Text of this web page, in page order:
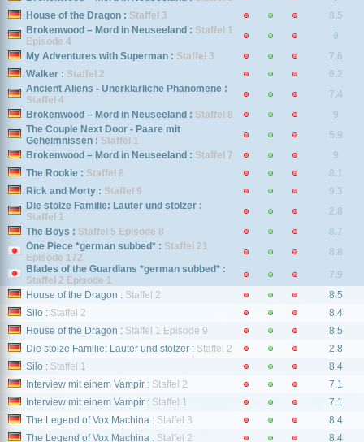
House of the Dragon : Staffel 3
8.5
Brokenwood – Mord in Neuseeland : Staffel 1
Episode 4
9
My Adventures with Superman : Staffel 3
7.6
Walker : Staffel 2
6.2
Ancient Aliens - Unerklärliche Phänomene :
Staffel 4
7.4
Brokenwood – Mord in Neuseeland : Staffel 8
9
The Couple Next Door - Paare mit
Geheimnissen : Staffel 1
5.9
Brokenwood – Mord in Neuseeland : Staffel 7
9
The Rookie : Staffel 8
8.1
Rick and Morty : Staffel 9
9.3
Die stolze Familie: Lauter und stolzer :
Staffel 1
2.8
The Boys : Staffel 5 Episode 8
8.7
One Piece *german subbed* : Staffel 21
Episode 172
8.8
Blades of the Guardians *german subbed* :
Staffel 2 Episode 1
7.9
House of the Dragon : Staffel 2
8.5
Silo : Staffel 2
8.4
House of the Dragon : Staffel 1 Episode 9
8.5
Die stolze Familie: Lauter und stolzer : Staffel 2
2.8
Silo : Staffel 1
8.4
Interview mit einem Vampir : Staffel 2
7.1
Interview mit einem Vampir : Staffel 1
7.1
The Legend of Vox Machina : Staffel 3
8.4
The Legend of Vox Machina : Staffel 2 8.4